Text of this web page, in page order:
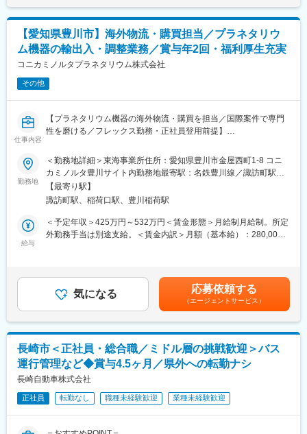
■本ポジションの魅力：
労務管理経験を活かしながら、現場と経営をつなぐ役割を担えま
す。単なる事務業務ではなく、運行管理や組織マネジメントにも
す。安定した働き方（残業月10時間程度・年休127日）も整って
おり、長期的にキャリアを築ける環境です。
■企業の特徴／魅力：
同社はコンサートやイベントにおける移動・宿泊・企画をワンス
通手段から宿泊、現場対応まで一貫したサービスで高い評価を得
ており、多くの実績を誇ります。多様な案件に携わることで業界
知識が深まり、安定した基盤のもとで専門性を高められる点が魅
力です。
変更の範囲：会社の定める業務
り、選考を通じて上下する可能性があります。月給(月額)は固定手
当を含めた表記です。
【愛知県豊川市】海外物流・購買担当／プラネタリウ
ム機器の輸出入・調整業務／賞与年2回・福利厚生充実
コニカミノルタプラネタリウム株式会社
その他
仕事内容
【プラネタリウム機器の海外物流・購買を担当／国際案件で専門
性を磨ける／フレックス勤務・正社員登用前提】
当社技術部 技術・生管グループにて、主にプラネタリウム機器の
海外案件に関わる物流・購買業務を担います。中国、米国、イン
ド、フランスなど複数国との輸出入における調整や、輸送管理・
通関業務までを担当し、関係各所との連携を通じて国際プロジェ
クトの円滑な進行を支えます。
■業務詳細
・各国へのプラネタリウム機器や関連設備の輸出入調整業務
・ATAカルネ（国際一時輸出入証明書）を活用した年間3～4回程
・輸送手配、貨物追跡、必要書類の作成・管理、納期管理
・英語によるメール対応やコミュニケーション業務
・年0～4回程度の海外出張（応相談）による現地調整・対応
技術部技術・生管グループ所属。物流や調達経験者など、異なる
バックグラウンドを持つメンバーと連携して業務を推進します。
■業務の魅力
ことができ、様々な国のプロジェクトに携われます。
■教育体制
勤務地
＜勤務地詳細＞東海事業所住所：愛知県豊川市金屋西町1-8 コニ
カミノルタ豊川サイト内勤務地最寄駅：名鉄豊川線／諏訪町駅受
動喫煙対策：屋内全面禁煙変更の範囲：会社の定める事業所
【最寄り駅】
諏訪町駅、稲荷口駅、豊川稲荷駅
給与
＜予定年収＞425万円～532万円＜賃金形態＞月給制月給制。所定
外勤務手当は別途支給。＜賃金内訳＞月額（基本給）：280,000
します。賃金はあくまでも目安の金額であり、選考を通じて上下
する可能性があります。月給(月額)は固定手当を含めた表記です。
気になる 応募依頼する
（エージェントサービス）
長崎市＜正社員・総合職／ミドル層の挑戦歓迎＞バス
運行管理など◆賞与4.5ヶ月／県外への転勤ナシ
長崎自動車株式会社
正社員 転勤なし 職種未経験歓迎 業種未経験歓迎